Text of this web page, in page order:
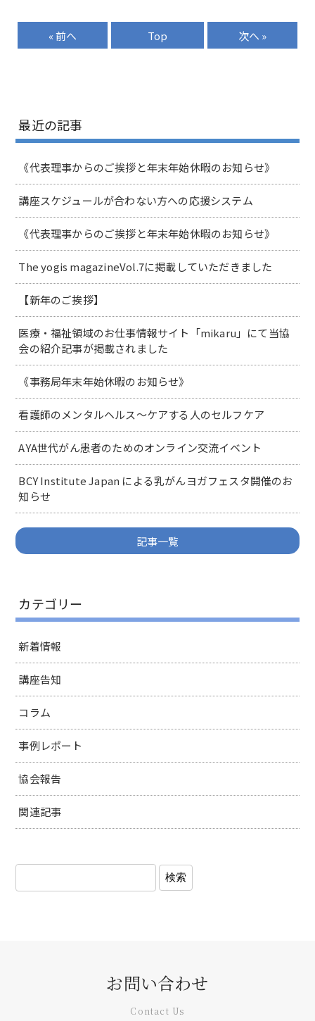
« 前へ Top 次へ »
最近の記事
《代表理事からのご挨拶と年末年始休暇のお知らせ》
講座スケジュールが合わない方への応援システム
《代表理事からのご挨拶と年末年始休暇のお知らせ》
The yogis magazineVol.7に掲載していただきました
【新年のご挨拶】
医療・福祉領域のお仕事情報サイト「mikaru」にて当協
会の紹介記事が掲載されました
《事務局年末年始休暇のお知らせ》
看護師のメンタルヘルス～ケアする人のセルフケア
AYA世代がん患者のためのオンライン交流イベント
BCY Institute Japan による乳がんヨガフェスタ開催のお
知らせ
記事一覧
カテゴリー
新着情報
講座告知
コラム
事例レポート
協会報告
関連記事
お問い合わせ
Contact Us